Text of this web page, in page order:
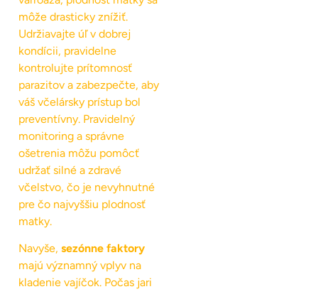
môže drasticky znížiť.
Udržiavajte úľ v dobrej
kondícii, pravidelne
kontrolujte prítomnosť
parazitov a zabezpečte, aby
váš včelársky prístup bol
preventívny. Pravidelný
monitoring a správne
ošetrenia môžu pomôcť
udržať silné a zdravé
včelstvo, čo je nevyhnutné
pre čo najvyššiu plodnosť
matky.
Navyše, sezónne faktory
majú významný vplyv na
kladenie vajíčok. Počas jari